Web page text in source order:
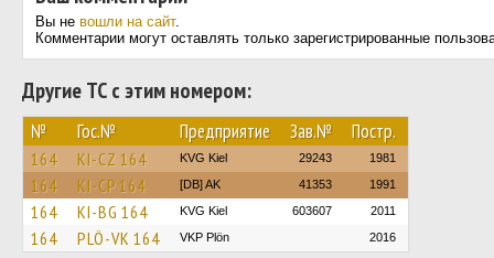
Вы не вошли на сайт.
Комментарии могут оставлять только зарегистрированные
Другие ТС с этим номером:
№ Гос.№ Предприятие Зав.№ Постр.
164 KI-CZ 164 KVG Kiel 29243 1981
164 KI-CP 164 [DB] AK 41353 1991
164 KI-BG 164 KVG Kiel 603607 2011
164 PLÖ-VK 164 VKP Plön 2016